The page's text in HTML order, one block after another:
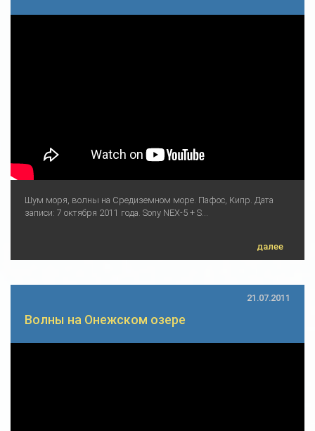
Шум моря, волны на Средиземном море. Пафос, Кипр. Дата
записи: 7 октября 2011 года. Sony NEX-5 + S...
далее
21.07.2011
Волны на Онежском озере